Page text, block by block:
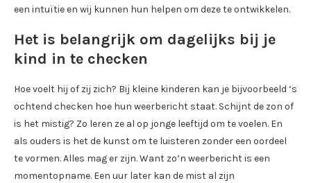
een intuïtie en wij kunnen hun helpen om deze te ontwikkelen.
Het is belangrijk om dagelijks bij je
kind in te checken
Hoe voelt hij of zij zich? Bij kleine kinderen kan je bijvoorbeeld ‘s
ochtend checken hoe hun weerbericht staat. Schijnt de zon of
is het mistig? Zo leren ze al op jonge leeftijd om te voelen. En
als ouders is het de kunst om te luisteren zonder een oordeel
te vormen. Alles mag er zijn. Want zo’n weerbericht is een
momentopname. Een uur later kan de mist al zijn